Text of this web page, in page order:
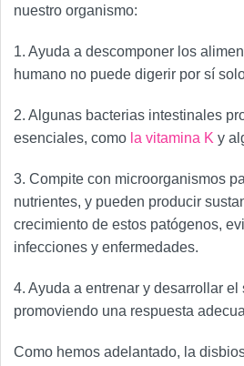
nuestro organismo:
1. Ayuda a descomponer los
humano no puede digerir por sí
2. Algunas bacterias intestinales
esenciales, como la vitamina K y
3. Compite con microorganismos
nutrientes, y pueden producir
crecimiento de estos patógenos,
infecciones y enfermedades.
4. Ayuda a entrenar y desarrollar
promoviendo una respuesta
Como hemos adelantado, la